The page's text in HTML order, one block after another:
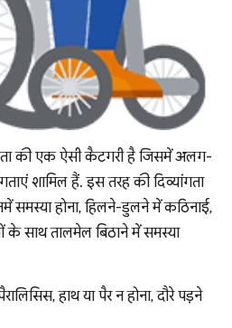
की एक ऐसी कैटगरी है जिसमें अलग-
शामिल हैं. इस तरह की दिव्यांगता
समस्या होना, हिलने-डुलने में कठिनाई,
साथ तालमेल बिठाने में समस्या
हाथ या पैर न होना, दौरे पड़ने